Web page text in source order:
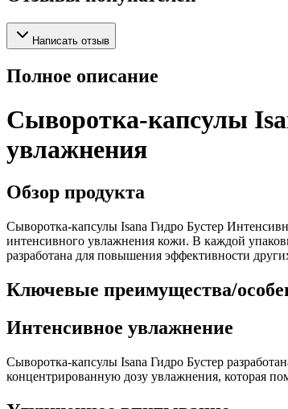
Написать отзыв
Полное описание
Сыворотка-капсулы
увлажнения
Обзор продукта
Сыворотка-капсулы Isana Гидро Бустер
интенсивного увлажнения кожи. В каждой
разработана для повышения эффективности
Ключевые преимущества/
Интенсивное увлажнение
Сыворотка-капсулы Isana Гидро Бустер
концентрированную дозу увлажнения, которая